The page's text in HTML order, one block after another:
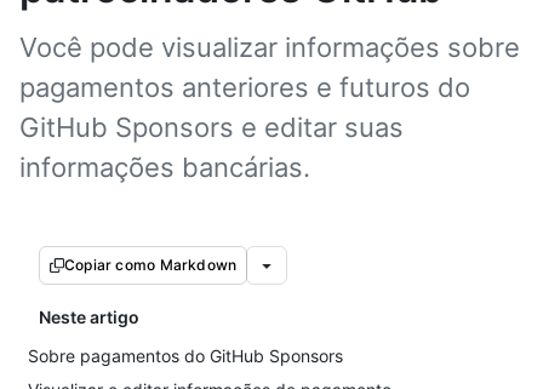
Você pode visualizar informações sobre
pagamentos anteriores e futuros do
GitHub Sponsors e editar suas
informações bancárias.
Copiar como Markdown
Neste artigo
Sobre pagamentos do GitHub Sponsors